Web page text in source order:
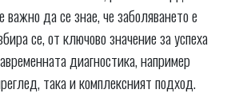
важно да се знае, че заболяването е
се, от ключово значение за успеха
диагностика, например
така и комплексният подход.